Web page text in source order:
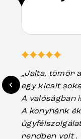
„Jalta, tömör
egy kicsit
A valóságban is olyan
A konyhánk
rendben volt .